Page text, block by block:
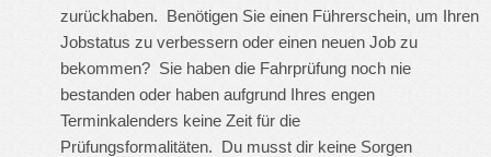
zurückhaben. Benötigen Sie einen Führerschein, um Ihren
Jobstatus zu verbessern oder einen neuen Job zu
bekommen? Sie haben die Fahrprüfung noch nie
bestanden oder haben aufgrund Ihres engen
Terminkalenders keine Zeit für die
Prüfungsformalitäten. Du musst dir keine Sorgen